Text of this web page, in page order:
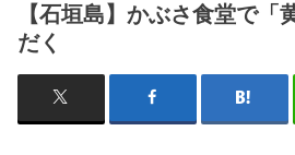
【石垣島】かぶさ食堂で「
だく